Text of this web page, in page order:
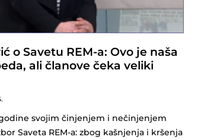
o Savetu REM-a: Ovo je naša
ali članove čeka veliki
svojim činjenjem i nečinjenjem
Saveta REM-a: zbog kašnjenja i kršenja